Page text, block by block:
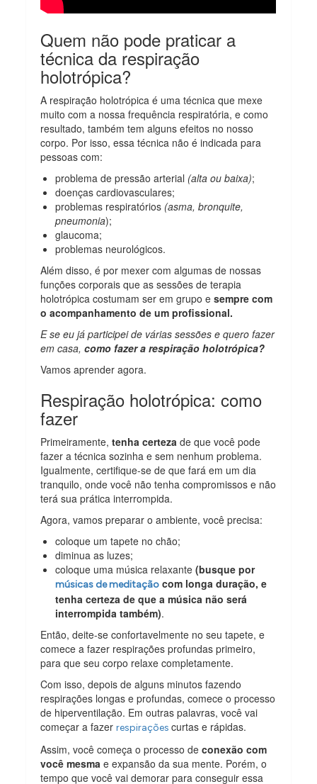
Quem não pode praticar a
técnica da respiração
holotrópica?
A respiração holotrópica é uma técnica que mexe
muito com a nossa frequência respiratória, e como
resultado, também tem alguns efeitos no nosso
corpo. Por isso, essa técnica não é indicada para
pessoas com:
problema de pressão arterial (alta ou baixa);
doenças cardiovasculares;
problemas respiratórios (asma, bronquite,
pneumonia);
glaucoma;
problemas neurológicos.
Além disso, é por mexer com algumas de nossas
funções corporais que as sessões de terapia
holotrópica costumam ser em grupo esempre com
o acompanhamento de um profissional.
E se eu já participei de várias sessões e quero fazer
em casa,como fazer a respiração holotrópica?
Vamos aprender agora.
Respiração holotrópica: como
fazer
Primeiramente, tenha certeza de que você pode
fazer a técnica sozinha e sem nenhum problema.
Igualmente, certifique-se de que fará em um dia
tranquilo, onde você não tenha compromissos e não
terá sua prática interrompida.
Agora, vamos preparar o ambiente, você precisa:
coloque um tapete no chão;
diminua as luzes;
coloque uma música relaxante(busque por
músicas de meditação com longa duração, e
tenha certeza de que a música não será
interrompida também).
Então, deite-se confortavelmente no seu tapete, e
comece a fazer respirações profundas primeiro,
para que seu corpo relaxe completamente.
Com isso, depois de alguns minutos fazendo
respirações longas e profundas, comece o processo
de hiperventilação. Em outras palavras, você vai
começar a fazerrespiraçõescurtas e rápidas.
Assim, você começa o processo deconexão com
você mesmae expansão da sua mente. Porém, o
tempo que você vai demorar para conseguir essa